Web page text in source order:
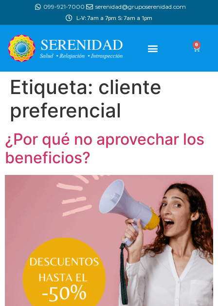
099-921-7000 serenidad@gruposerenidad.com
L-V: 7am a 7pm S: 7am a 1pm
0
Etiqueta: cliente
preferencial
¿Por qué no aprovechar los
beneficios?